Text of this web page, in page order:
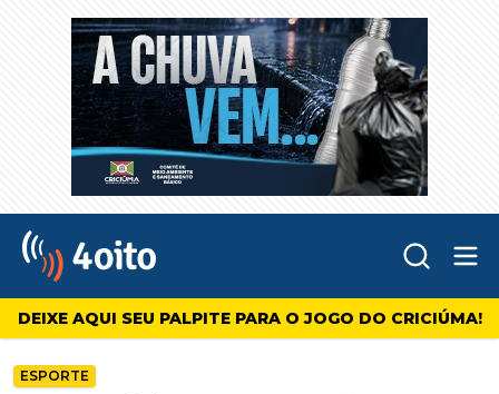
4oito
DEIXE AQUI SEU PALPITE PARA O JOGO DO CRICIÚMA!
ESPORTE